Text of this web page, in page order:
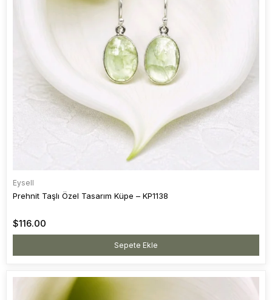
Eysell
Prehnit Taşlı Özel Tasarım Küpe – KP1138
$116.00
Sepete Ekle